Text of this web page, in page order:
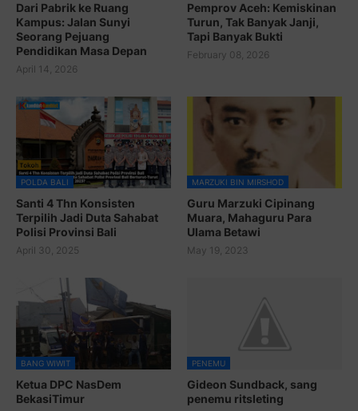
Dari Pabrik ke Ruang
Kampus: Jalan Sunyi
Seorang Pejuang
Pendidikan Masa Depan
April 14, 2026
Pemprov Aceh: Kemiskinan
Turun, Tak Banyak Janji,
Tapi Banyak Bukti
February 08, 2026
POLDA BALI
Santi 4 Thn Konsisten
Terpilih Jadi Duta Sahabat
Polisi Provinsi Bali
April 30, 2025
MARZUKI BIN MIRSHOD
Guru Marzuki Cipinang
Muara, Mahaguru Para
Ulama Betawi
May 19, 2023
BANG WIWIT
Ketua DPC NasDem
BekasiTimur
PENEMU
Gideon Sundback, sang
penemu ritsleting